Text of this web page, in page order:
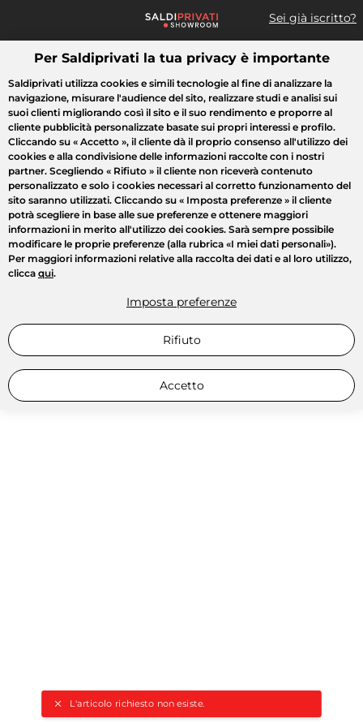
Sei già iscritto?
Cosa cerchi?
L'articolo richiesto non esiste.
Tutte le vendite Moda Casa Bellezza Elettrodomestici
Per Saldiprivati la tua privacy è importante
Saldiprivati utilizza cookies e simili tecnologie al fine di analizzare la
navigazione, misurare l'audience del sito, realizzare studi e analisi sui
suoi clienti migliorando così il sito e il suo rendimento e proporre al
cliente pubblicità personalizzate basate sui propri interessi e profilo.
Cliccando su « Accetto », il cliente dà il proprio consenso all'utilizzo dei
cookies e alla condivisione delle informazioni raccolte con i nostri
partner. Scegliendo « Rifiuto » il cliente non riceverà contenuto
personalizzato e solo i cookies necessari al corretto funzionamento del
sito saranno utilizzati. Cliccando su « Imposta preferenze » il cliente
potrà scegliere in base alle sue preferenze e ottenere maggiori
informazioni in merito all'utilizzo dei cookies. Sarà sempre possibile
modificare le proprie preferenze (alla rubrica «I miei dati personali»).
Per maggiori informazioni relative alla raccolta dei dati e al loro utilizzo,
clicca qui.
Imposta preferenze
Rifiuto
Accetto